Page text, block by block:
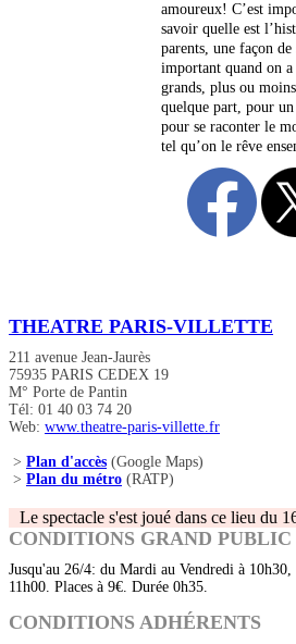
amoureux! C’est
savoir quelle est
parents, une façon de
important quand on a
grands, plus ou
quelque part, pour
pour se raconter le
tel qu’on le rêve
THEATRE PARIS-VILLETTE
211 avenue Jean-Jaurès
75935 PARIS CEDEX 19
M° Porte de Pantin
Tél: 01 40 03 74 20
Web: www.theatre-paris-villette.fr
> Plan d'accès (Google Maps)
> Plan du métro (RATP)
Le spectacle s'est joué dans ce lieu du
CONDITIONS GRAND PUBLIC
Jusqu'au 26/4: du Mardi au Vendredi à
11h00. Places à 9€. Durée 0h35.
CONDITIONS ADHÉRENTS